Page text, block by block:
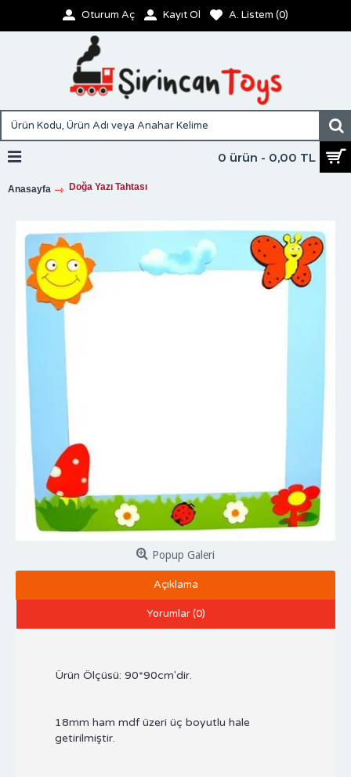
Oturum Aç Kayıt Ol A. Listem (0)
0 ürün - 0,00 TL
Anasayfa Doğa Yazı Tahtası
Popup Galeri
Açıklama
Yorumlar (0)
Ürün Ölçüsü: 90*90cm'dir.
18mm ham mdf üzeri üç boyutlu hale
getirilmiştir.